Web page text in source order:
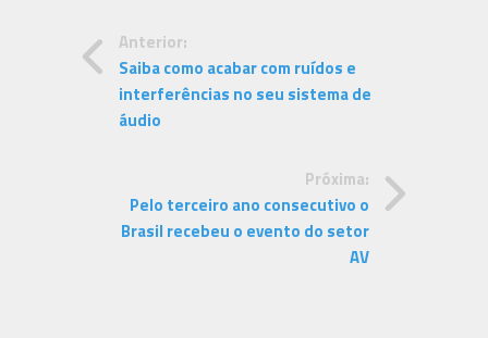
Anterior:
Saiba como acabar com ruídos e
interferências no seu sistema de
áudio
Próxima:
Pelo terceiro ano consecutivo o
Brasil recebeu o evento do setor
AV